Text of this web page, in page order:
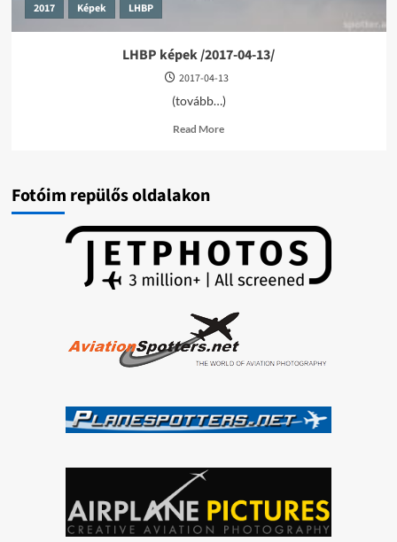
2017 Képek LHBP
LHBP képek /2017-04-13/
2017-04-13
(tovább…)
Read MoreRead
13/
Fotóim repülős oldalakon